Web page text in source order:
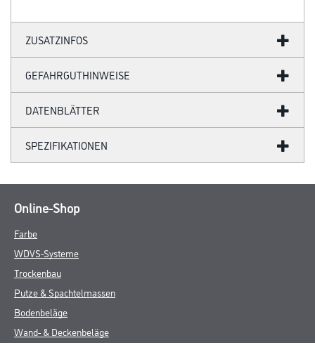
ZUSATZINFOS
GEFAHRGUTHINWEISE
DATENBLÄTTER
SPEZIFIKATIONEN
Online-Shop
Farbe
WDVS-Systeme
Trockenbau
Putze & Spachtelmassen
Bodenbeläge
Wand- & Deckenbeläge